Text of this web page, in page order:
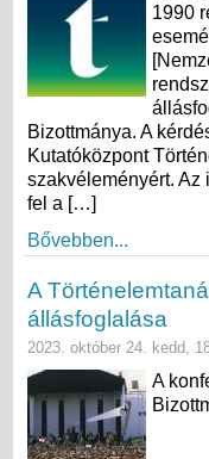
1990
Bizottmánya. A
Kutatóközpont
szakvéleményért. Az
fel a […]
Bővebben...
A
állásfoglalása
2023. október 24. kedd,
A